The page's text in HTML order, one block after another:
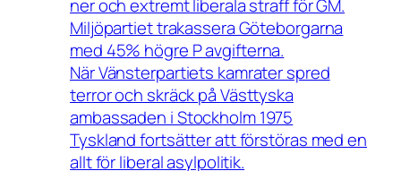
ner och extremt liberala straff för GM.
Miljöpartiet trakassera Göteborgarna
med 45% högre P avgifterna.
När Vänsterpartiets kamrater spred
terror och skräck på Västtyska
ambassaden i Stockholm 1975
Tyskland fortsätter att förstöras med en
allt för liberal asylpolitik.